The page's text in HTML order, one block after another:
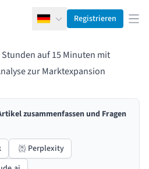
DeutschRegistrieren
Stunden auf 15 Minuten mit
zur Marktexpansion
zusammenfassen und Fragen
Perplexity